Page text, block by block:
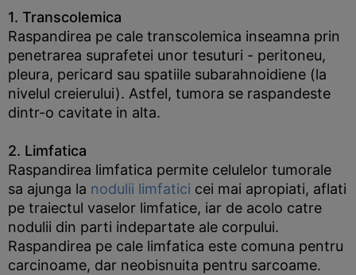
1. Transcolemica
Raspandirea pe cale transcolemica inseamna prin
penetrarea suprafetei unor tesuturi - peritoneu,
pleura, pericard sau spatiile subarahnoidiene (la
nivelul creierului). Astfel, tumora se raspandeste
dintr-o cavitate in alta.
2. Limfatica
Raspandirea limfatica permite celulelor tumorale
sa ajunga la nodulii limfatici cei mai apropiati, aflati
pe traiectul vaselor limfatice, iar de acolo catre
nodulii din parti indepartate ale corpului.
Raspandirea pe cale limfatica este comuna pentru
carcinoame, dar neobisnuita pentru sarcoame.